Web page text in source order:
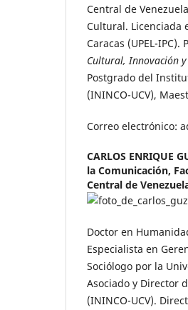
Central de
Cultural. Licenciada
Caracas (UPEL-
Cultural, Innovación
Postgrado del
(ININCO-UCV),
Correo electrónico:
CARLOS ENRIQUE
la Comunicación,
Central de
Doctor en
Especialista en
Sociólogo por la
Asociado y Director
(ININCO-UCV).